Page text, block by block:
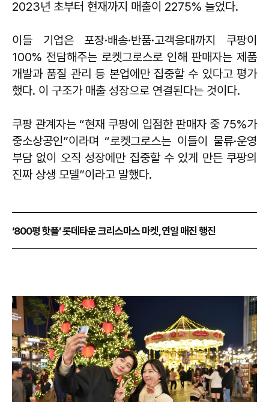
2023년 초부터 현재까지 매출이 2275% 늘었다.
이들 기업은 포장·배송·반품·고객응대까지 쿠팡이
100% 전담해주는 로켓그로스로 인해 판매자는 제품
개발과 품질 관리 등 본업에만 집중할 수 있다고 평가
했다. 이 구조가 매출 성장으로 연결된다는 것이다.
쿠팡 관계자는 “현재 쿠팡에 입점한 판매자 중 75%가
중소상공인”이라며 “로켓그로스는 이들이 물류·운영
부담 없이 오직 성장에만 집중할 수 있게 만든 쿠팡의
진짜 상생 모델”이라고 말했다.
‘800평 핫플’ 롯데타운 크리스마스 마켓, 연일 매진 행진